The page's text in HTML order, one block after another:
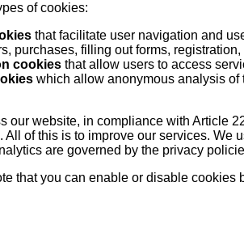
of cookies:
that facilitate user navigation and
purchases, filling out forms,
cookies that allow users to access
which allow anonymous analysis
our website, in compliance with Article
All of this is to improve our services.
are governed by the privacy
that you can enable or disable cookies